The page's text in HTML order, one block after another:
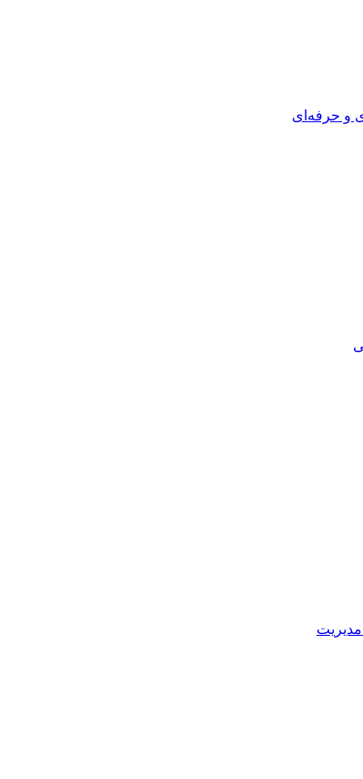
و حرفه‌ای